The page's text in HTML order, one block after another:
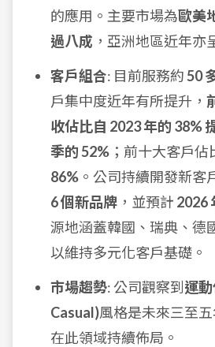
的應用。主要市場為歐美
過八成 ，亞洲地區近年亦
客戶組合: 目前服務約50
戶集中度近年有所提升，
收佔比自 2023 年的 38%
季的 52% ；前十大客戶佔
86% 。公司持續開發新客
6 個新品牌 ，並預計 2026
源地涵蓋韓國、瑞典、德
以維持多元化客戶基礎。
市場趨勢: 公司觀察到 運
Casual)風格是未來三至
在此領域持續佈局。